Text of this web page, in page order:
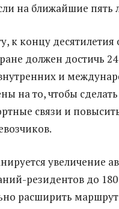
на ближайшие пять
к концу
должен достичь
и
на то, чтобы
связи и
увеличение
резидентов до
расширить